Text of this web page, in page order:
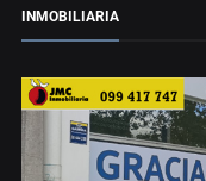
INMOBILIARIA